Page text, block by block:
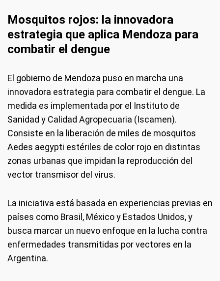
Mosquitos rojos: la innovadora
estrategia que aplica Mendoza para
combatir el dengue
El gobierno de Mendoza puso en marcha una
innovadora estrategia para combatir el dengue. La
medida es implementada por el Instituto de
Sanidad y Calidad Agropecuaria (Iscamen).
Consiste en la liberación de miles de mosquitos
Aedes aegypti estériles de color rojo en distintas
zonas urbanas que impidan la reproducción del
vector transmisor del virus.
La iniciativa está basada en experiencias previas en
países como Brasil, México y Estados Unidos, y
busca marcar un nuevo enfoque en la lucha contra
enfermedades transmitidas por vectores en la
Argentina.